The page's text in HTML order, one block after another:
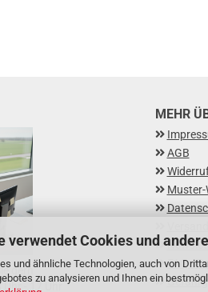
verwendet Cookies und
und ähnliche Technologien, auch von
zu analysieren und Ihnen ein
MEHR
AGB
FAQ -
gern
- 17 Uhr